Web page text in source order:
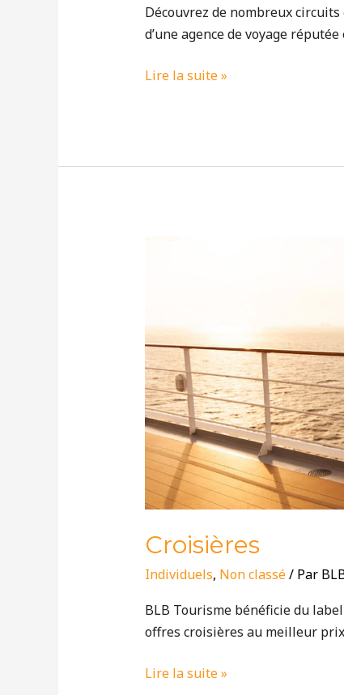
Découvrez de nombreux
d’une agence de voyage
Lire la suite »
Croisières
Individuels, Non classé/ Par
BLB Tourisme bénéficie du
offres croisières au meilleur prix
Lire la suite »